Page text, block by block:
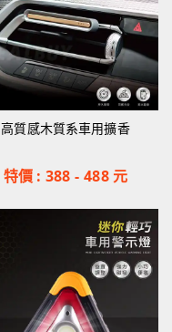
高質感木質系車用擴香
特價 : 388 - 488元